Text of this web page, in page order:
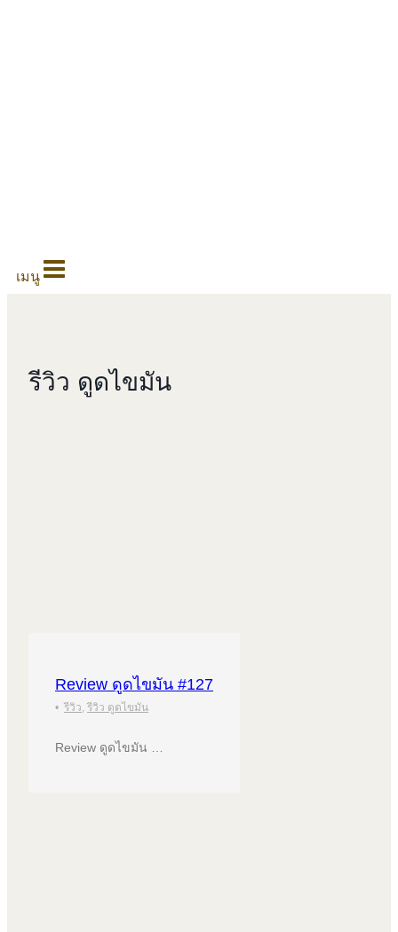
เมนู
รีวิว ดูดไขมัน
Review ดูดไขมัน #127
• รีวิว, รีวิว ดูดไขมัน
Review ดูดไขมัน …